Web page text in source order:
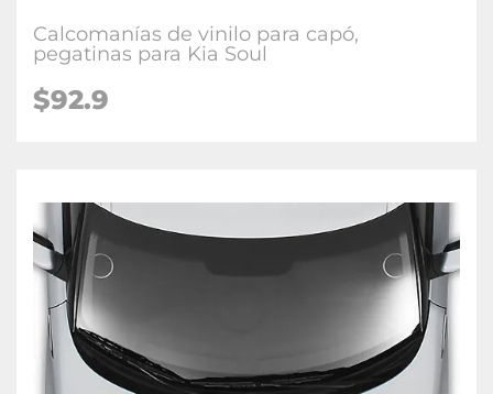
Calcomanías de vinilo para capó,
pegatinas para Kia Soul
$92.9